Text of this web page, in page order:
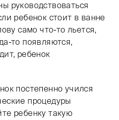
руководствоваться
ребенок стоит в ванне
само что-то льется,
то появляются,
ребенок
постепенно учился
процедуры
ребенку такую